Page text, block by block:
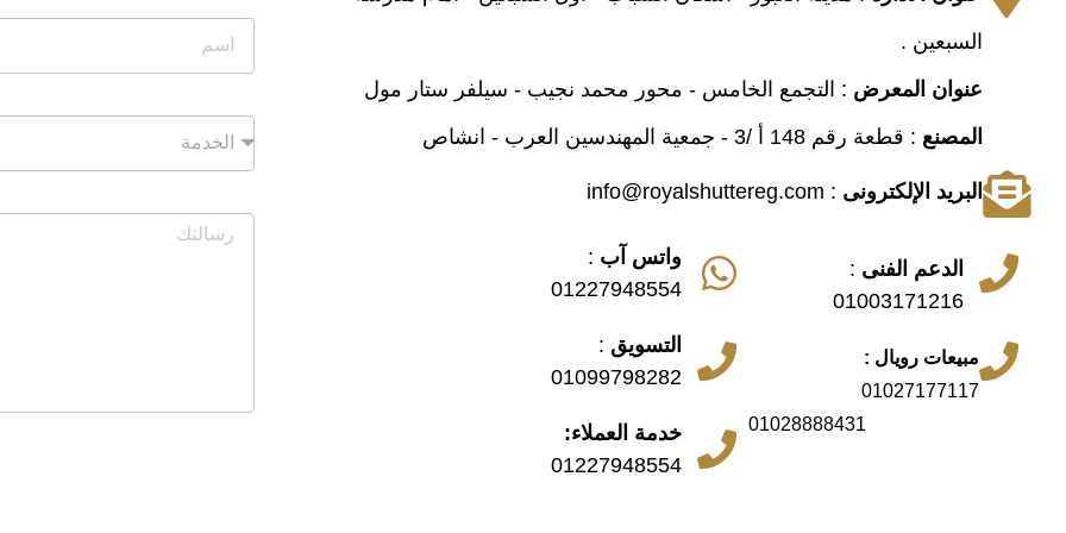
السبعين .
عنوان المعرض : التجمع الخامس - محور محمد نجيب - سيلفر ستار مول
المصنع : قطعة رقم 148 أ /3 - جمعية المهندسين العرب - انشاص
البريد الإلكترونى : info@royalshuttereg.com
الدعم الفنى :
01003171216
مبيعات رويال :
01027177117
01028888431
واتس آب :
01227948554
التسويق :
01099798282
خدمة العملاء:
01227948554